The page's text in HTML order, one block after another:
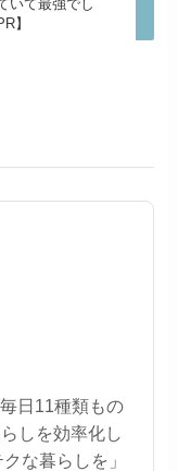
いて最強でし
】
日11種類もの
しを効率化し
な暮らしを」